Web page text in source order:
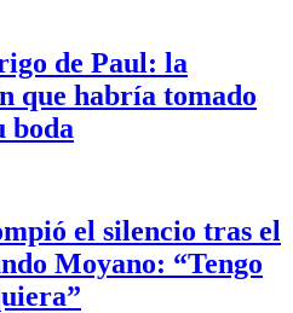
de Paul: la
que habría tomado
boda
el silencio tras el
Moyano: “Tengo